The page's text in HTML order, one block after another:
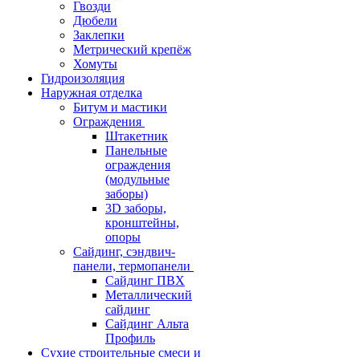
Гвозди
Дюбели
Заклепки
Метрический крепёж
Хомуты
Гидроизоляция
Наружная отделка
Битум и мастики
Ограждения
Штакетник
Панельные
ограждения
(модульные
заборы)
3D заборы,
кронштейны,
опоры
Cайдинг, сэндвич-
панели, термопанели
Сайдинг ПВХ
Металлический
сайдинг
Сайдинг Альта
Профиль
Сухие строительные смеси и